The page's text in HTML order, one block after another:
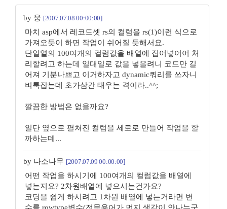
by 웅 [2007.07.08 00:00:00]
마치 asp에서 레코드셋 rs의 컬럼을 rs(1)이런 식으로
가져오듯이 하면 작업이 쉬어질 듯해서요.
단일열의 100여개의 컬럼값을 배열에 집어넣어어 처
리할려고 하는데 일대일로 값을 넣을려니 코드만 길
어져 기분나쁘고 이거하자고 dynamic쿼리를 쓰자니
벼룩잡는데 초가삼간 태우는 격이라..^^;
깔끔한 방법은 없을까요?
일단 옆으로 펼쳐진 컬럼을 세로로 만들어 작업을 할
까하는데...
by 나소나무 [2007.07.09 00:00:00]
어떤 작업을 하시기에 100여개의 컬럼값을 배열에
넣는지요? 2차원배열에 넣으시는건가요?
코딩을 쉽게 하시려고 1차원 배열에 넣는거라면 변